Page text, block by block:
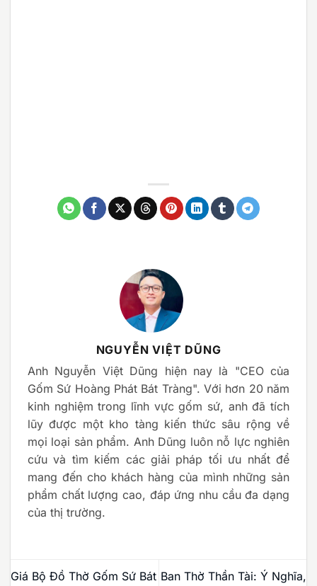
NGUYỄN VIỆT DŨNG
Anh Nguyễn Việt Dũng hiện nay là "CEO của
Gốm Sứ Hoàng Phát Bát Tràng". Với hơn 20 năm
kinh nghiệm trong lĩnh vực gốm sứ, anh đã tích
lũy được một kho tàng kiến thức sâu rộng về
mọi loại sản phẩm. Anh Dũng luôn nỗ lực nghiên
cứu và tìm kiếm các giải pháp tối ưu nhất để
mang đến cho khách hàng của mình những sản
phẩm chất lượng cao, đáp ứng nhu cầu đa dạng
của thị trường.
Giá Bộ Đồ Thờ Gốm Sứ Bát Ban Thờ Thần Tài: Ý Nghĩa,